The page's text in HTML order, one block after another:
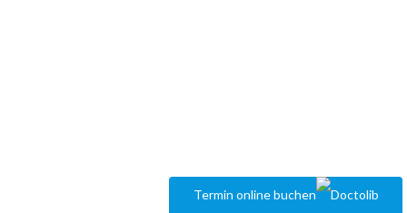
Termin online buchen